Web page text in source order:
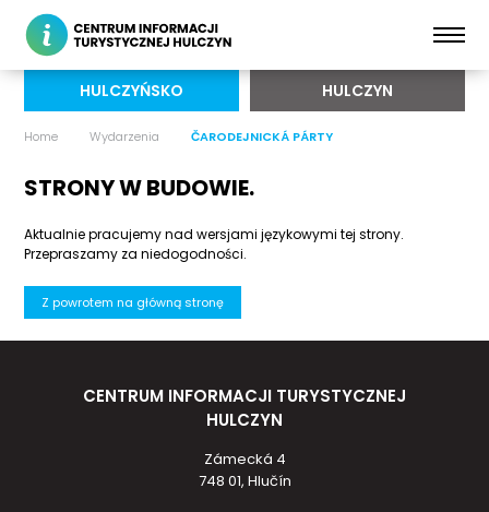
HULCZYŃSKO HULCZYN
Home Wydarzenia ČARODEJNICKÁ PÁRTY
STRONY W BUDOWIE.
Aktualnie pracujemy nad wersjami językowymi tej strony.
Przepraszamy za niedogodności.
Z powrotem na główną stronę
CENTRUM INFORMACJI TURYSTYCZNEJ
HULCZYN
Zámecká 4
748 01, Hlučín